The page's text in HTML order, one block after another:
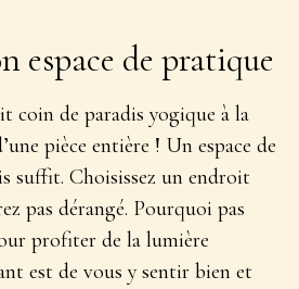
espace de pratique
coin de paradis yogique à la
pièce entière ! Un espace de
suffit. Choisissez un endroit
pas dérangé. Pourquoi pas
profiter de la lumière
est de vous y sentir bien et